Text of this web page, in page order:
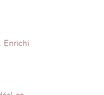
Enrichi